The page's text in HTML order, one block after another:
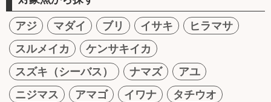
アジ マダイ ブリ イサキ
ヒラマサ
スルメイカ
ケンサキイカ
スズキ（シーバス）
ナマズ
アユ
ニジマス
アマゴ イワナ
タチウオ